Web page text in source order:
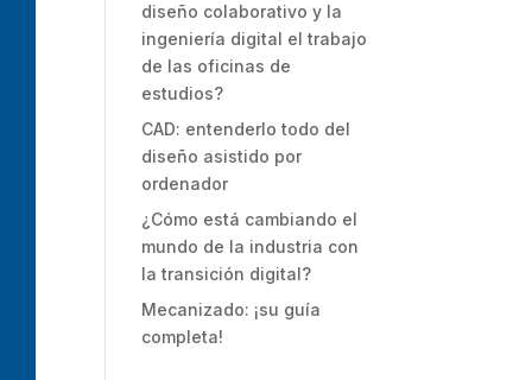
diseño colaborativo y la
ingeniería digital el trabajo
de las oficinas de
estudios?
CAD: entenderlo todo del
diseño asistido por
ordenador
¿Cómo está cambiando el
mundo de la industria con
la transición digital?
Mecanizado: ¡su guía
completa!